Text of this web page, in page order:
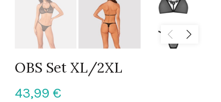
OBS Set XL/2XL
43,99 €